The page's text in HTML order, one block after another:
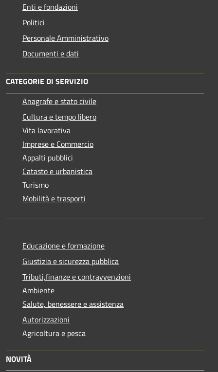
Enti e fondazioni
Politici
Personale Amministrativo
Documenti e dati
CATEGORIE DI SERVIZIO
Anagrafe e stato civile
Cultura e tempo libero
Vita lavorativa
Imprese e Commercio
Appalti pubblici
Catasto e urbanistica
Turismo
Mobilità e trasporti
Educazione e formazione
Giustizia e sicurezza pubblica
Tributi,finanze e contravvenzioni
Ambiente
Salute, benessere e assistenza
Autorizzazioni
Agricoltura e pesca
NOVITÀ